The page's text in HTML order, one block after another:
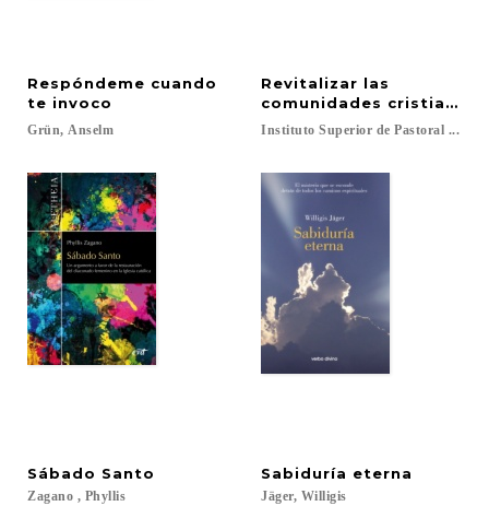
Respóndeme cuando
te invoco
Grün, Anselm
Revitalizar las
comunidades cristianas
Instituto Superior de Pastoral ...
Sábado Santo
Zagano , Phyllis
Sabiduría eterna
Jäger, Willigis